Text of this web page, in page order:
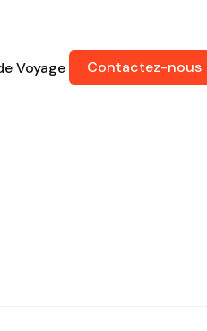
Voyage Contactez-nous